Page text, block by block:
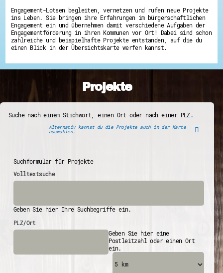
Engagement-Lotsen begleiten, vernetzen und rufen neue Projekte
ins Leben. Sie bringen ihre Erfahrungen im bürgerschaftlichen
Engagement ein und übernehmen damit verschiedene Aufgaben der
Engagementförderung in ihren Kommunen vor Ort! Dabei sind schon
zahlreiche und beispielhafte Projekte entstanden, auf die du
einen Blick in der Übersichtskarte werfen kannst.
Projekte
Suche nach einem Stichwort, einen Ort oder nach einer PLZ.
Alternativ kannst du die Projekte auch in der Karte
auswählen.
Suchformular für Projekte
Volltextsuche
Geben Sie hier Ihre Suchbegriffe ein.
PLZ/Ort
Geben Sie hier eine
Postleitzahl oder einen Ort
ein.